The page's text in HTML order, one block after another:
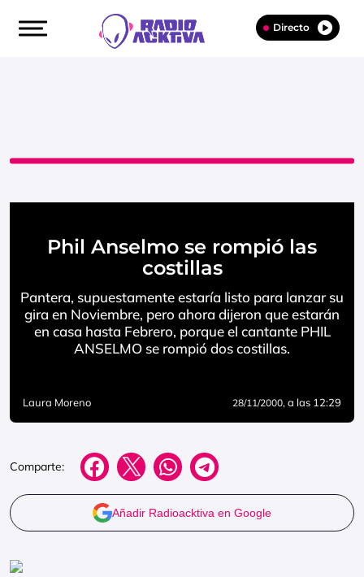
Directo
Phil Anselmo se rompió las
costillas
Pantera, supuestamente estaría listo para lanzar su
gira en Noviembre, pero ahora dijeron que estarán
en casa hasta Febrero, porque el cantante PHIL
ANSELMO se rompió dos costillas.
Laura Moreno 28/11/2000, a las 12:29
Comparte:
Añadir Radioacktiva en Google